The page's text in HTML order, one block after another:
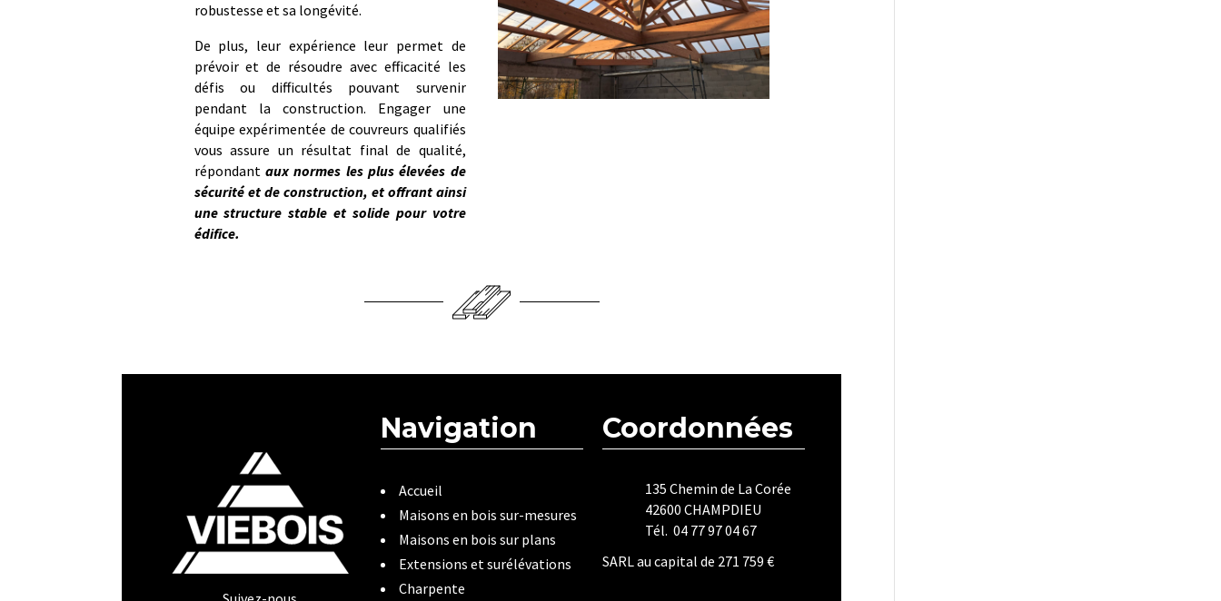
robustesse et sa longévité.
De plus, leur expérience leur permet de
prévoir et de résoudre avec efficacité les
défis ou difficultés pouvant survenir
pendant la construction. Engager une
équipe expérimentée de couvreurs qualifiés
vous assure un résultat final de qualité,
répondant aux normes les plus élevées de
sécurité et de construction, et offrant ainsi
une structure stable et solide pour votre
édifice.
Navigation
Accueil
Maisons en bois sur-mesures
Maisons en bois sur plans
Extensions et surélévations
Charpente
Coordonnées
135 Chemin de La Corée
42600 CHAMPDIEU
Tél. 04 77 97 04 67
SARL au capital de 271 759 €